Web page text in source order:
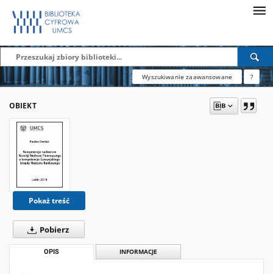
Wyszukiwanie zaawansowane ?
OBIEKT
Pokaż treść
Pobierz
OPIS INFORMACJE